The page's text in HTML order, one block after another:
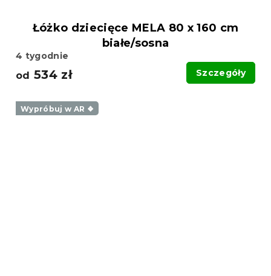
Łóżko dziecięce MELA 80 x 160 cm
białe/sosna
4 tygodnie
od 534 zł Szczegóły
Wypróbuj w AR ❖